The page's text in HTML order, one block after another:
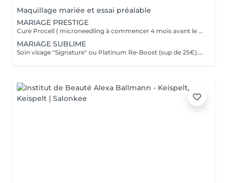
Maquillage mariée et essai préalable
MARIAGE PRESTIGE
Cure Procell ( microneedling à commencer 4 mois avant le jour J) ou cure Soin Signature. Gommage du corps et massage 1h : 1 semaine avant le jour J. Beauté des mains et beauté des pieds ( vernis semi permanent en supplément): 2 jours avant le jour J. Maquillage Mariée, le jour J + essai à votre convenance. Épilations au choix ( jambes entières, maillot intégral, aisselles , visage ou - ), 2 jours avant le jour J. Dates modulables évidemment. 1099€ à la place de 1435€.
MARIAGE SUBLIME
Soin visage "Signature" ou Platinum Re-Boost (sup de 25€). 1 semaine avant le jour J. Gommage du corps. 2 à 3 jours avant le jour J. Massage détente dos et épaules. 1 jour avant le jour J Beauté des pieds+ vernis simple ( semi permanent +6€). 2 jours avant le jour J Beauté des mains+ vernis classique ( semi permanent +15€). 2 à 3 jours avant le jour J Maquillage Mariée + essai. le jour J et l'essai au choix Épilations au choix ( jambes entières, maillot intégral, aisselles , visage ou - ), ( cire classique ). 3 jours avant le jour J Forfait à planifier avec votre esthéticienne, dates modulables évidemment 599€ à la place de 728€